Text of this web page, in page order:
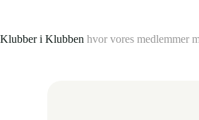
Klubber i Klubben hvor vores medlemmer